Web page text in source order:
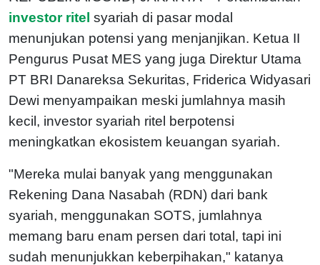
investor ritel syariah di pasar modal
menunjukan potensi yang menjanjikan. Ketua II
Pengurus Pusat MES yang juga Direktur Utama
PT BRI Danareksa Sekuritas, Friderica Widyasari
Dewi menyampaikan meski jumlahnya masih
kecil, investor syariah ritel berpotensi
meningkatkan ekosistem keuangan syariah.
"Mereka mulai banyak yang menggunakan
Rekening Dana Nasabah (RDN) dari bank
syariah, menggunakan SOTS, jumlahnya
memang baru enam persen dari total, tapi ini
sudah menunjukkan keberpihakan," katanya